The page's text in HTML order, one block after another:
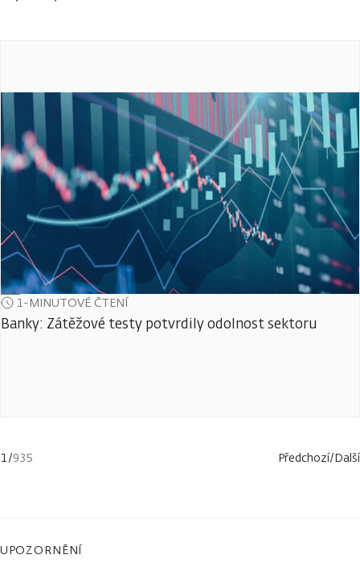
1-MINUTOVÉ ČTENÍ
Banky: Zátěžové testy potvrdily odolnost sektoru
1/935 Předchozí/Další
UPOZORNĚNÍ